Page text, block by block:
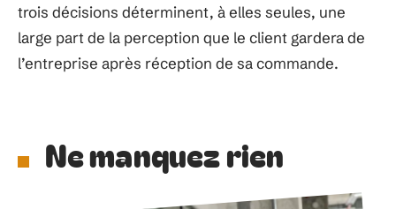
trois décisions déterminent, à elles seules, une
large part de la perception que le client gardera de
l’entreprise après réception de sa commande.
Ne manquez rien